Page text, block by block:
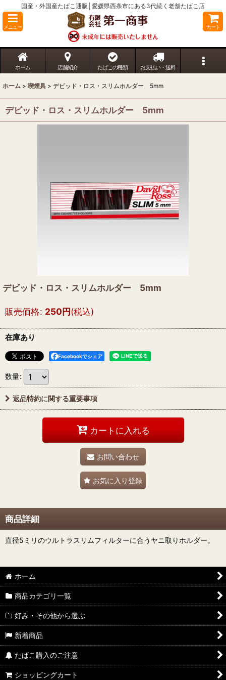
国産・外国産たばこ通販│愛媛県西条市にある3代続く老舗たばこ店
メニュー カート
ホーム 店舗紹介 たばこの種類 お支払い・送料
ホーム > 喫煙具 > デビッド・ロス・スリムホルダー 5mm
デビッド・ロス・スリムホルダー 5mm
デビッド・ロス・スリムホルダー 5mm
販売価格: 250円(税込)
在庫あり
Facebookでシェア
数量:
返品特約に関する重要事項
カートに入れる
お問い合わせ
お気に入り登録
商品詳細
直径5ミリのウルトラスリムフィルターに合うヤニ取りホルダー。
ホーム
商品カテゴリ一覧
好み・その他から選ぶ
新着商品
たばこ購入のご注意
ショッピングカート